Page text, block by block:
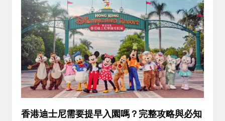
香港迪士尼需要提早入園嗎？完整攻略與必知